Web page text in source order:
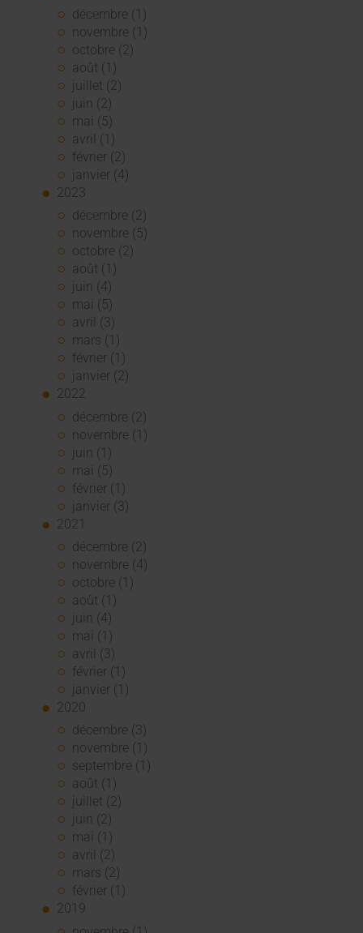
décembre (1)
novembre (1)
octobre (2)
août (1)
juillet (2)
juin (2)
mai (5)
avril (1)
février (2)
janvier (4)
2023
décembre (2)
novembre (5)
octobre (2)
août (1)
juin (4)
mai (5)
avril (3)
mars (1)
février (1)
janvier (2)
2022
décembre (2)
novembre (1)
juin (1)
mai (5)
février (1)
janvier (3)
2021
décembre (2)
novembre (4)
octobre (1)
août (1)
juin (4)
mai (1)
avril (3)
février (1)
janvier (1)
2020
décembre (3)
novembre (1)
septembre (1)
août (1)
juillet (2)
juin (2)
mai (1)
avril (2)
mars (2)
février (1)
2019